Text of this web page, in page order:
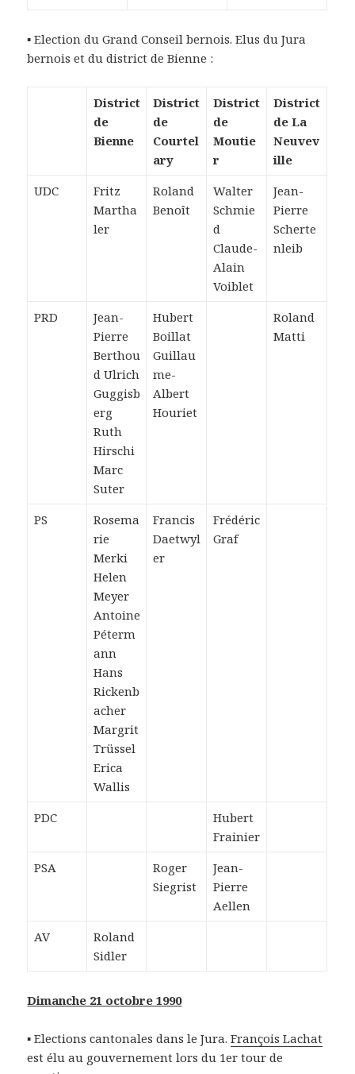
▪ Election du Grand Conseil bernois. Elus du Jura
bernois et du district de Bienne :
District
de
Bienne
District
de
Courtel
ary
District
de
Moutie
r
District
de La
Neuvev
ille
UDC
Fritz
Martha
ler
Roland
Benoît
Walter
Schmie
d
Claude-
Alain
Voiblet
Jean-
Pierre
Scherte
nleib
PRD
Jean-
Pierre
Berthou
d Ulrich
Guggisb
erg
Ruth
Hirschi
Marc
Suter
Hubert
Boillat
Guillau
me-
Albert
Houriet
Roland
Matti
PS
Rosema
rie
Merki
Helen
Meyer
Antoine
Péterm
ann
Hans
Rickenb
acher
Margrit
Trüssel
Erica
Wallis
Francis
Daetwyl
er
Frédéric
Graf
PDC
Hubert
Frainier
PSA
Roger
Siegrist
Jean-
Pierre
Aellen
AV
Roland
Sidler
Dimanche 21 octobre 1990
▪ Elections cantonales dans le Jura.François Lachat
est élu au gouvernement lors du 1er tour de